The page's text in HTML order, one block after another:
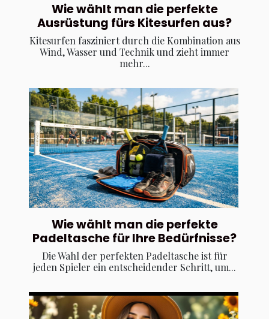
Wie wählt man die perfekte
Ausrüstung fürs Kitesurfen aus?
Kitesurfen fasziniert durch die Kombination aus
Wind, Wasser und Technik und zieht immer
mehr...
Wie wählt man die perfekte
Padeltasche für Ihre Bedürfnisse?
Die Wahl der perfekten Padeltasche ist für
jeden Spieler ein entscheidender Schritt, um...